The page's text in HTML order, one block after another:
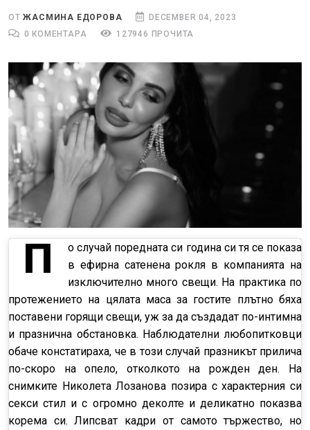
ОТЖАСМИНА ЕДОРОВА
DECEMBER 04, 2023
0 КОМЕНТАРА
127946 ПРОЧИТА
П
о случай поредната си година си тя се показа
в ефирна сатенена рокля в компанията на
изключително много свещи. На практика по
протежението на цялата маса за гостите плътно бяха
поставени горящи свещи, уж за да създадат по-интимна
и празнична обстановка. Наблюдателни любопитковци
обаче констатираха, че в този случай празникът прилича
по-скоро на опело, отколкото на рожден ден. На
снимките Николета Лозанова позира с характерния си
секси стил и с огромно деколте и деликатно показва
корема си. Липсват кадри от самото тържество, но